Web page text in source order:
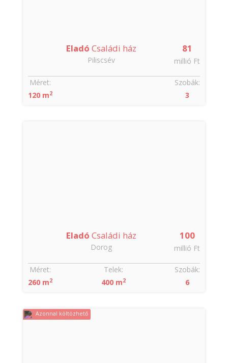
81
millió Ft
Eladó Családi ház
Piliscsév
Szobák:
3
Méret:
120 m2
100
millió Ft
Eladó Családi ház
Dorog
Szobák:
6
Méret:
260 m2
Telek:
400 m2
Azonnal költözhető